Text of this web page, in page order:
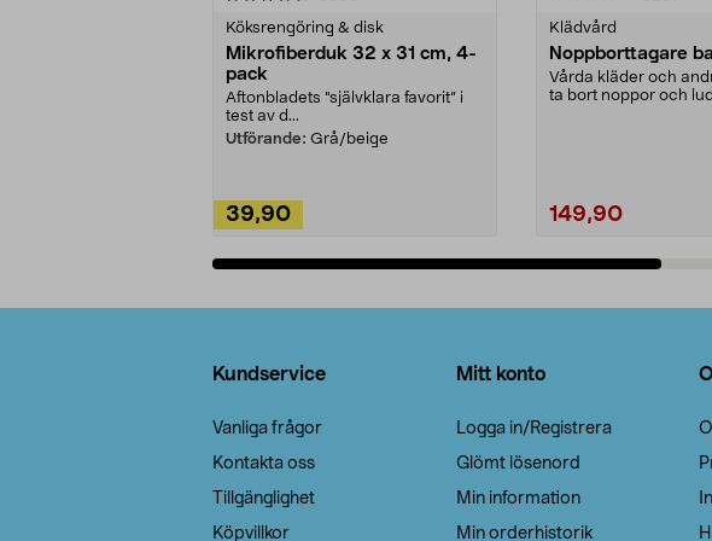
Köksrengöring & disk
Mikrofiberduk 32 x 31 cm, 4-
pack
Aftonbladets "självklara favorit” i
test av d...
Utförande: Grå/beige
39,90
Klädvård
Noppborttagare
Vårda kläder och
ta bort noppor och
149,90
Kundservice
Vanliga frågor
Kontakta oss
Tillgänglighet
Köpvillkor
Mitt konto
Logga in/Registrera
Glömt lösenord
Min information
Min orderhistorik